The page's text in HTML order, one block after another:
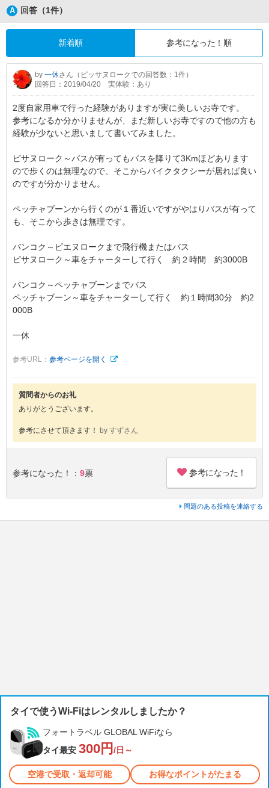
回答（1件）
新着順 参考になった！順
by 一休さん（ピッサヌロークでの回答数：1件）
回答日：2019/04/20
実体験：あり
2度自家用車で行った経験がありますが実に美しいお寺です。
参考になるか分かりませんが、まだ新しいお寺ですので他の方も
経験が少ないと思いまして書いてみました。
ピサヌローク～バスが有ってもバスを降りて3Kmほどあります
ので歩くのは無理なので、そこからバイクタクシーが居れば良い
のですが分かりません。
ペッチャブーンから行くのが１番近いですがやはりバスが有って
も、そこから歩きは無理です。
バンコク～ピエヌロークまで飛行機またはバス
ピサヌローク～車をチャーターして行く 約２時間 約3000B
バンコク～ペッチャブーンまでバス
ペッチャブーン～車をチャーターして行く 約１時間30分 約2
000B
一休
参考URL： 参考ページを開く
質問者からのお礼
ありがとうございます。
参考にさせて頂きます！ by すずさん
参考になった！： 9票 参考になった！
問題のある投稿を連絡する
タイで使うWi-Fiはレンタルしましたか？
フォートラベル GLOBAL WiFiなら
タイ最安 300円 /日～
空港で受取・返却可能 お得なポイントがたまる